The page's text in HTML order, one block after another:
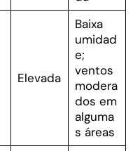
Elevada
Baixa
umidad
e;
ventos
modera
dos em
alguma
s áreas